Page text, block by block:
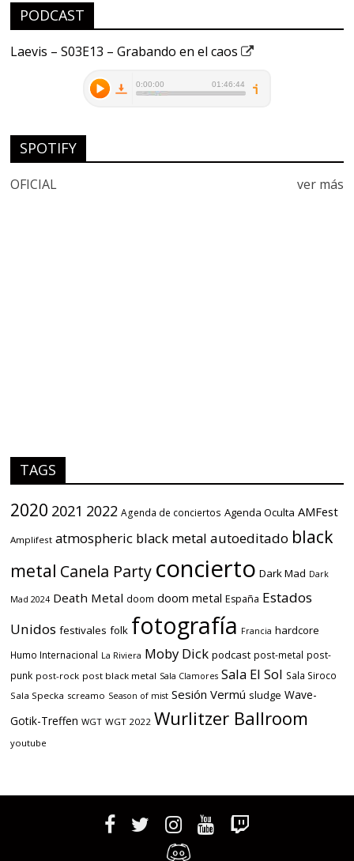
PODCAST
Laevis – S03E13 – Grabando en el caos
SPOTIFY
ver más
OFICIAL
TAGS
2020 2021 2022 Agenda de conciertos Agenda Oculta AMFest
Amplifest atmospheric black metal autoeditado black
metal Canela Party concierto Dark Mad Dark
Mad 2024 Death Metal doom doom metal España Estados
Unidos festivales folk fotografía Francia hardcore
Humo Internacional La Riviera Moby Dick podcast post-metal post-
punk post-rock post black metal Sala Clamores Sala El Sol Sala Siroco
Sala Specka screamo Season of mist Sesión Vermú sludge Wave-
Gotik-Treffen WGT WGT 2022 Wurlitzer Ballroom
youtube